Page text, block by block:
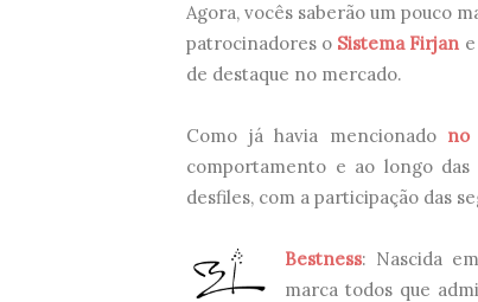
Agora, vocês saberão um pouco
patrocinadores o Sistema Firjan
de destaque no mercado.
Como já havia mencionado no
comportamento e ao longo das
desfiles, com a participação das
Bestness: Nascida
marca todos que